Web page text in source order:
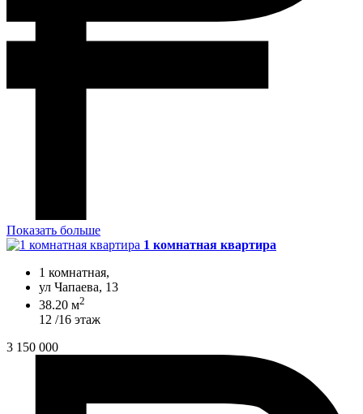
Показать больше
1 комнатная квартира
1 комнатная,
ул Чапаева, 13
38.20 м2
12 /16 этаж
3 150 000